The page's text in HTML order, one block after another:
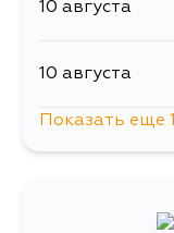
10 августа
10 августа
Показать еще 1